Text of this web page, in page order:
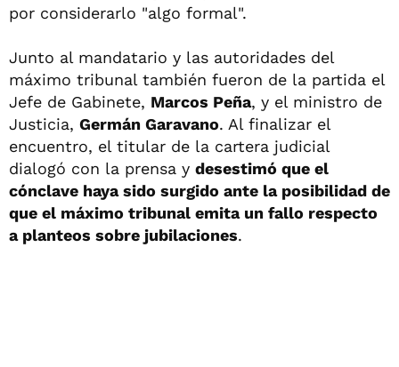
por considerarlo "algo formal".
Junto al mandatario y las autoridades del
máximo tribunal también fueron de la partida el
Jefe de Gabinete, Marcos Peña, y el ministro de
Justicia, Germán Garavano. Al finalizar el
encuentro, el titular de la cartera judicial
dialogó con la prensa y desestimó que el
cónclave haya sido surgido ante la posibilidad de
que el máximo tribunal emita un fallo respecto
a planteos sobre jubilaciones.